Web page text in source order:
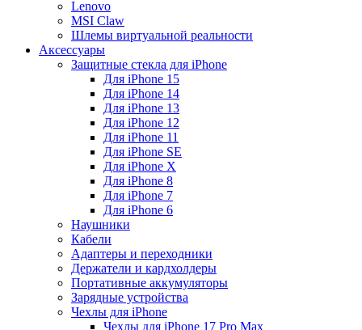
Lenovo
MSI Claw
Шлемы виртуальной реальности
Аксессуары
Защитные стекла для iPhone
Для iPhone 15
Для iPhone 14
Для iPhone 13
Для iPhone 12
Для iPhone 11
Для iPhone SE
Для iPhone X
Для iPhone 8
Для iPhone 7
Для iPhone 6
Наушники
Кабели
Адаптеры и переходники
Держатели и кардхолдеры
Портативные аккумуляторы
Зарядные устройства
Чехлы для iPhone
Чехлы для iPhone 17 Pro Max